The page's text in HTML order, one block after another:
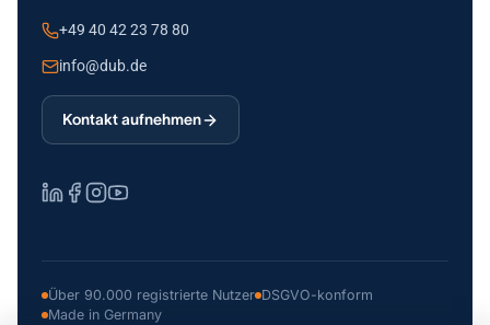
+49 40 42 23 78 80
info@dub.de
Kontakt aufnehmen
Über 90.000 registrierte Nutzer DSGVO-konform
Made in Germany